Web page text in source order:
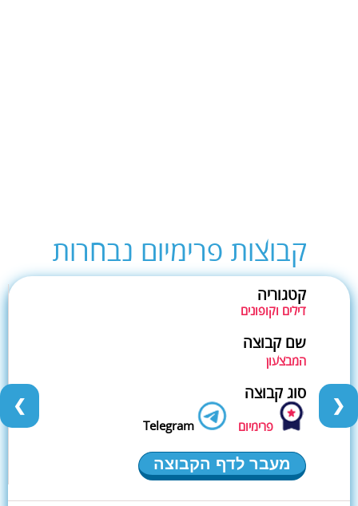
קבוצות פרימיום נבחרות
קטגוריה
דילים וקופונים
שם קבוצה
המבצעון
סוג קבוצה
פרימיום Telegram
מעבר לדף הקבוצה
❮ ❯